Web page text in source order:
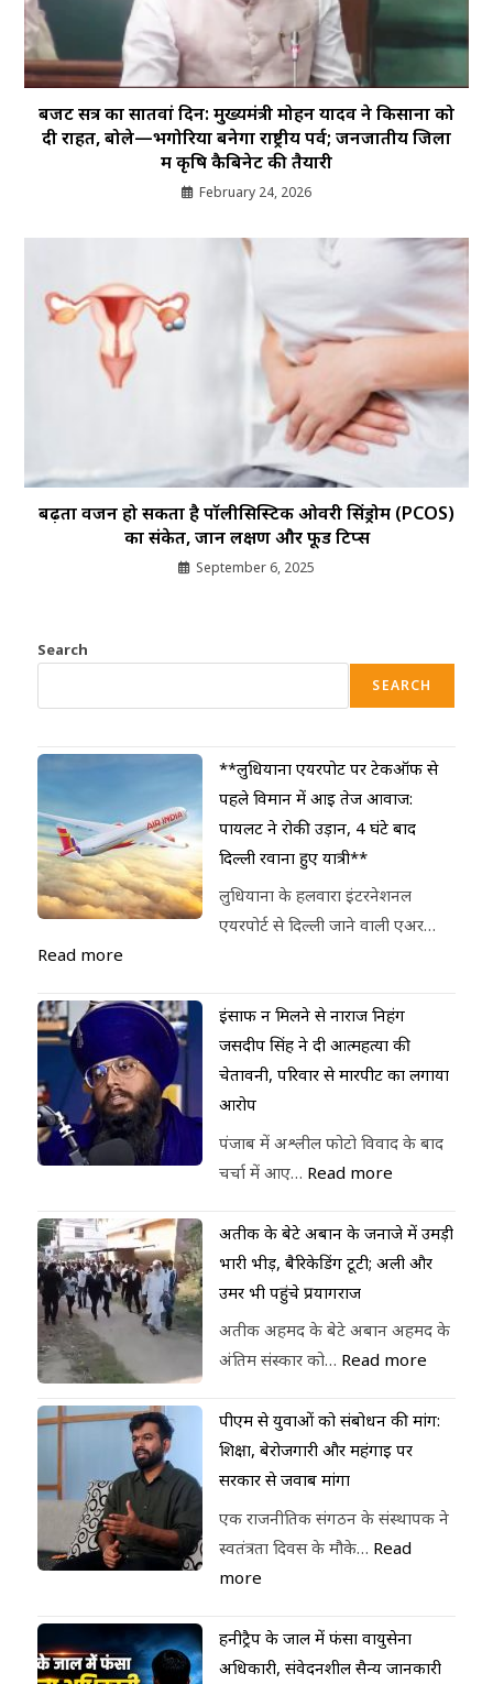
बजट सत्र का सातवां दिन: मुख्यमंत्री मोहन यादव ने किसानों को
दी राहत, बोले—भगोरिया बनेगा राष्ट्रीय पर्व; जनजातीय जिलों
में कृषि कैबिनेट की तैयारी
February 24, 2026
बढ़ता वजन हो सकता है पॉलीसिस्टिक ओवरी सिंड्रोम (PCOS)
का संकेत, जानें लक्षण और फूड टिप्स
September 6, 2025
Search
SEARCH
**लुधियाना एयरपोर्ट पर टेकऑफ से
पहले विमान में आई तेज आवाज:
पायलट ने रोकी उड़ान, 4 घंटे बाद
दिल्ली रवाना हुए यात्री**
लुधियाना के हलवारा इंटरनेशनल
एयरपोर्ट से दिल्ली जाने वाली एअर…
Read more
इंसाफ न मिलने से नाराज निहंग
जसदीप सिंह ने दी आत्महत्या की
चेतावनी, परिवार से मारपीट का लगाया
आरोप
पंजाब में अश्लील फोटो विवाद के बाद
चर्चा में आए… Read more
अतीक के बेटे अबान के जनाजे में उमड़ी
भारी भीड़, बैरिकेडिंग टूटी; अली और
उमर भी पहुंचे प्रयागराज
अतीक अहमद के बेटे अबान अहमद के
अंतिम संस्कार को… Read more
पीएम से युवाओं को संबोधन की मांग:
शिक्षा, बेरोजगारी और महंगाई पर
सरकार से जवाब मांगा
एक राजनीतिक संगठन के संस्थापक ने
स्वतंत्रता दिवस के मौके… Read
more
हनीट्रैप के जाल में फंसा वायुसेना
अधिकारी, संवेदनशील सैन्य जानकारी